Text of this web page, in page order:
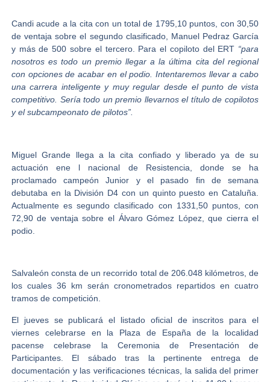
Candi acude a la cita con un total de 1795,10 puntos, con 30,50
de ventaja sobre el segundo clasificado, Manuel Pedraz García
y más de 500 sobre el tercero. Para el copiloto del ERT “para
nosotros es todo un premio llegar a la última cita del regional
con opciones de acabar en el podio. Intentaremos llevar a cabo
una carrera inteligente y muy regular desde el punto de vista
competitivo. Sería todo un premio llevarnos el título de copilotos
y el subcampeonato de pilotos”.
Miguel Grande llega a la cita confiado y liberado ya de su
actuación ene l nacional de Resistencia, donde se ha
proclamado campeón Junior y el pasado fin de semana
debutaba en la División D4 con un quinto puesto en Cataluña.
Actualmente es segundo clasificado con 1331,50 puntos, con
72,90 de ventaja sobre el Álvaro Gómez López, que cierra el
podio.
Salvaleón consta de un recorrido total de 206.048 kilómetros, de
los cuales 36 km serán cronometrados repartidos en cuatro
tramos de competición.
El jueves se publicará el listado oficial de inscritos para el
viernes celebrarse en la Plaza de España de la localidad
pacense celebrase la Ceremonia de Presentación de
Participantes. El sábado tras la pertinente entrega de
documentación y las verificaciones técnicas, la salida del primer